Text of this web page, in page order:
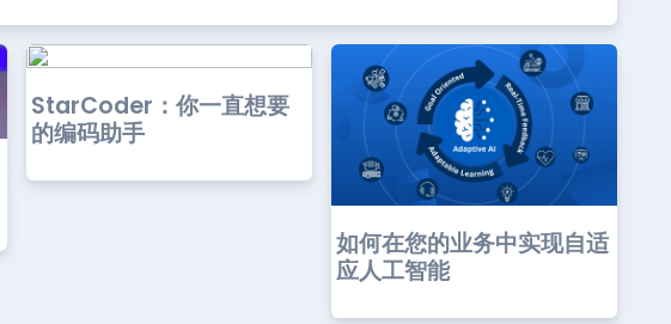
StarCoder：你一直想要
的编码助手
如何在您的业务中实现自适
应人工智能